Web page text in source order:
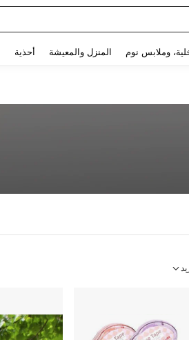
وملابس نوم المنزل والمعيشة أحذية